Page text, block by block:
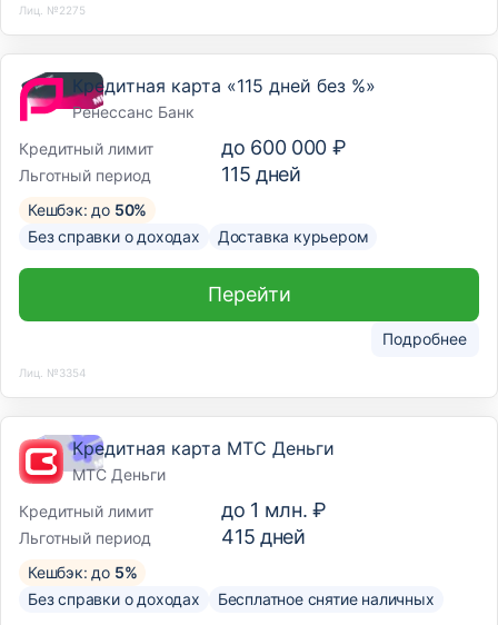
Лиц. №2275
Кредитная карта «115 дней без %»
Ренессанс Банк
Кредитный лимит
до 600 000 ₽
Льготный период 115 дней
Кешбэк: до 50%
Без справки о доходах
Доставка курьером
Подробнее
Перейти
Лиц. №3354
Кредитная карта МТС Деньги
МТС Деньги
Кредитный лимит
до 1 млн. ₽
Льготный период 415 дней
Кешбэк: до 5%
Без справки о доходах
Бесплатное снятие наличных